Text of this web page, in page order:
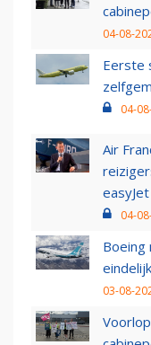
04-08-
Eerste
04-
Air
easyJet
04-
Boeing
03-08-